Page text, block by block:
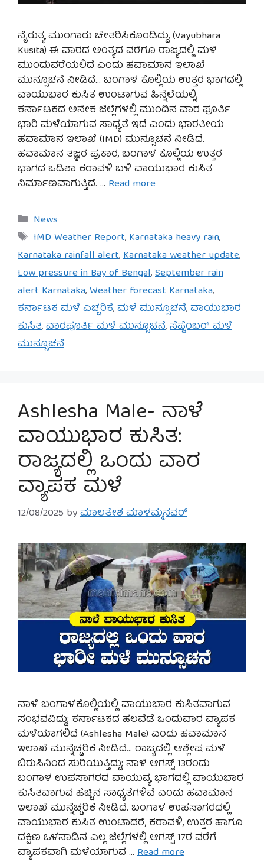
ನೈರುತ್ಯ ಮುಂಗಾರು ಚೇತರಿಸಿಕೊಂಡಿದ್ದು, (Vayubhara
Kusita) ಈ ವಾರದ ಅಂತ್ಯದ ವರೆಗೂ ರಾಜ್ಯದಲ್ಲಿ ಮಳೆ
ಮುಂದುವರೆಯಲಿದೆ ಎಂದು ಹವಾಮಾನ ಇಲಾಖೆ
ಮುನ್ಸೂಚನೆ ನೀಡಿದೆ… ಬಂಗಾಳ ಕೊಲ್ಲಿಯ ಉತ್ತರ ಭಾಗದಲ್ಲಿ
ವಾಯುಭಾರ ಕುಸಿತ ಉಂಟಾಗುವ ಹಿನ್ನೆಲೆಯಲ್ಲಿ,
ಕರ್ನಾಟಕದ ಅನೇಕ ಜಿಲ್ಲೆಗಳಲ್ಲಿ ಮುಂದಿನ ವಾರ ಪೂರ್ತಿ
ಭಾರಿ ಮಳೆಯಾಗುವ ಸಾಧ್ಯತೆ ಇದೆ ಎಂದು ಭಾರತೀಯ
ಹವಾಮಾನ ಇಲಾಖೆ (IMD) ಮುನ್ಸೂಚನೆ ನೀಡಿದೆ.
ಹವಾಮಾನ ತಜ್ಞರ ಪ್ರಕಾರ, ಬಂಗಾಳ ಕೊಲ್ಲಿಯ ಉತ್ತರ
ಭಾಗದ ಒಡಿಶಾ ಕರಾವಳಿ ಬಳಿ ವಾಯುಭಾರ ಕುಸಿತ
ನಿರ್ಮಾಣವಾಗುತ್ತಿದೆ. … Read more
Categories
News
Tags
IMD Weather Report,Karnataka heavy rain,
Karnataka rainfall alert,Karnataka weather update,
Low pressure in Bay of Bengal,September rain
alert Karnataka,Weather forecast Karnataka,
ಕರ್ನಾಟಕ ಮಳೆ ಎಚ್ಚರಿಕೆ,ಮಳೆ ಮುನ್ಸೂಚನೆ,ವಾಯುಭಾರ
ಕುಸಿತ,ವಾರಪೂರ್ತಿ ಮಳೆ ಮುನ್ಸೂಚನೆ,ಸೆಪ್ಟೆಂಬರ್ ಮಳೆ
ಮುನ್ಸೂಚನೆ
Ashlesha Male- ನಾಳೆ
ವಾಯುಭಾರ ಕುಸಿತ:
ರಾಜ್ಯದಲ್ಲಿ ಒಂದು ವಾರ
ವ್ಯಾಪಕ ಮಳೆ
12/08/2025 byಮಾಲತೇಶ ಮಾಳಮ್ಮನವರ್
ನಾಳೆ ಬಂಗಾಳಕೊಲ್ಲಿಯಲ್ಲಿ ವಾಯುಭಾರ ಕುಸಿತವಾಗುವ
ಸಂಭವವಿದ್ದು; ಕರ್ನಾಟಕದ ಹಲವೆಡೆ ಒಂದುವಾರ ವ್ಯಾಪಕ
ಮಳೆಯಾಗಲಿದೆ (Ashlesha Male) ಎಂದು ಹವಾಮಾನ
ಇಲಾಖೆ ಮುನ್ನೆಚ್ಚರಿಕೆ ನೀಡಿದೆ… ರಾಜ್ಯದಲ್ಲಿ ಆಶ್ಲೇಷ ಮಳೆ
ಬಿರುಸಿನಿಂದ ಸುರಿಯುತ್ತಿದ್ದು; ನಾಳೆ ಆಗಸ್ಟ್ 13ರಂದು
ಬಂಗಾಳ ಉಪಸಾಗರದ ವಾಯುವ್ಯ ಭಾಗದಲ್ಲಿ ವಾಯುಭಾರ
ಕುಸಿತವಾಗುವ ಹೆಚ್ಚಿನ ಸಾಧ್ಯತೆಗಳಿವೆ ಎಂದು ಹವಾಮಾನ
ಇಲಾಖೆ ಮುನ್ನೆಚ್ಚರಿಕೆ ನೀಡಿದೆ. ಬಂಗಾಳ ಉಪಸಾಗರದಲ್ಲಿ
ವಾಯುಭಾರ ಕುಸಿತ ಉಂಟಾದರೆ, ಕರಾವಳಿ, ಉತ್ತರ ಹಾಗೂ
ದಕ್ಷಿಣ ಒಳನಾಡಿನ ಎಲ್ಲ ಜಿಲ್ಲೆಗಳಲ್ಲಿ ಆಗಸ್ಟ್ 17ರ ವರೆಗೆ
ವ್ಯಾಪಕವಾಗಿ ಮಳೆಯಾಗುವ … Read more